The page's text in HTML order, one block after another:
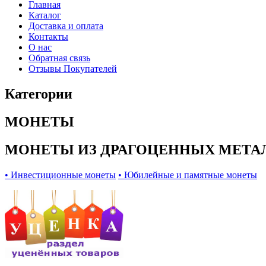
Главная
Каталог
Доставка и оплата
Контакты
О нас
Обратная связь
Отзывы Покупателей
Категории
МОНЕТЫ
МОНЕТЫ ИЗ ДРАГОЦЕННЫХ
• Инвестиционные монеты • Юбилейные и памятные монеты